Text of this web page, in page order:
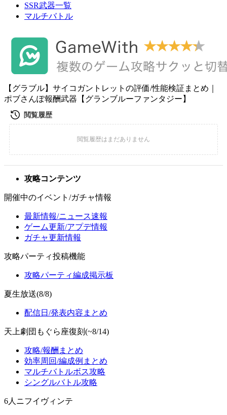
SSR武器一覧
マルチバトル
【グラブル】サイコガントレットの評価/性能検証まとめ｜
ポブさんぽ報酬武器【グランブルーファンタジー】
攻略コンテンツ
開催中のイベント/ガチャ情報
最新情報/ニュース速報
ゲーム更新/アプデ情報
ガチャ更新情報
攻略パーティ投稿機能
攻略パーティ編成掲示板
夏生放送(8/8)
配信日/発表内容まとめ
天上劇団もぐら座復刻(~8/14)
攻略/報酬まとめ
効率周回/編成例まとめ
マルチバトルボス攻略
シングルバトル攻略
6人ニフイヴィンテ